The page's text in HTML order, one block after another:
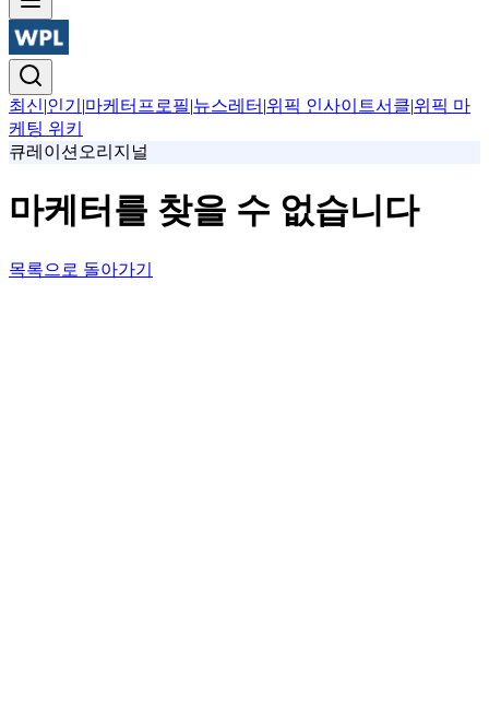
최신|인기 |마케터프로필|뉴스레터 |위픽 인사이트서클|위픽 마
케팅 위키
큐레이션 오리지널
마케터를 찾을 수 없습니다
목록으로 돌아가기